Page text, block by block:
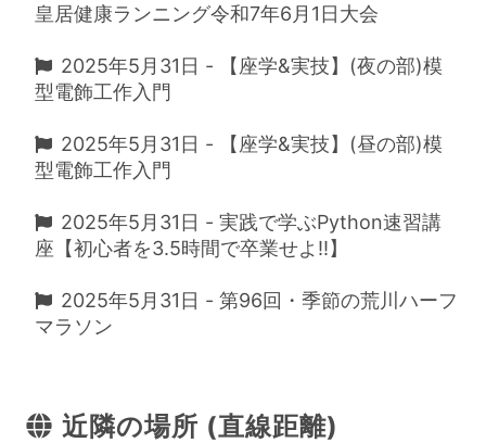
皇居健康ランニング令和7年6月1日大会
2025年5月31日 - 【座学&実技】(夜の部)模
型電飾工作入門
2025年5月31日 - 【座学&実技】(昼の部)模
型電飾工作入門
2025年5月31日 - 実践で学ぶPython速習講
座【初心者を3.5時間で卒業せよ!!】
2025年5月31日 - 第96回・季節の荒川ハーフ
マラソン
近隣の場所 (直線距離)